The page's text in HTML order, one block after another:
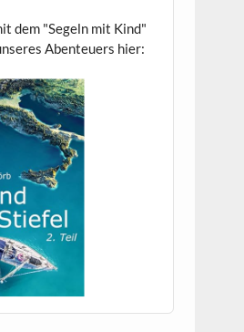
dem "Segeln mit Kind"
Abenteuers hier: